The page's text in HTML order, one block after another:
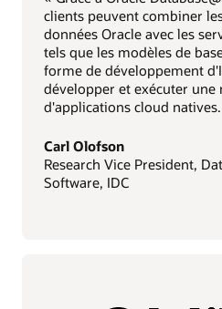
clients peuvent combiner
données Oracle avec les
tels que les modèles de
forme de développement
développer et exécuter
d'applications cloud
Carl Olofson
Research Vice President,
Software, IDC